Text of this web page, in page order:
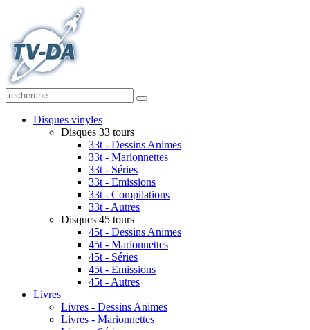
Disques vinyles
Disques 33 tours
33t - Dessins Animes
33t - Marionnettes
33t - Séries
33t - Emissions
33t - Compilations
33t - Autres
Disques 45 tours
45t - Dessins Animes
45t - Marionnettes
45t - Séries
45t - Emissions
45t - Autres
Livres
Livres - Dessins Animes
Livres - Marionnettes